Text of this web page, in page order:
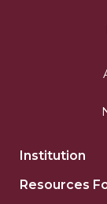
Institution
Resources